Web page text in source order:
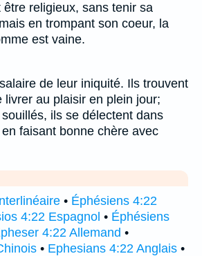
être religieux, sans tenir sa
en trompant son coeur, la
est vaine.
de leur iniquité. Ils trouvent
livrer au plaisir en plein jour;
ils se délectent dans
faisant bonne chère avec
• Éphésiens 4:22
4:22 Espagnol • Éphésiens
4:22 Allemand •
• Ephesians 4:22 Anglais •